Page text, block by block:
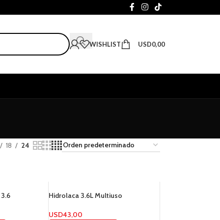
WISHLIST USD0,00
18 24
Hidrolaca 3.6L Multiuso
USD43,00